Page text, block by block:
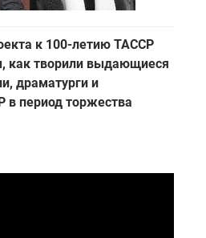
к 100-летию ТАССР
как творили выдающиеся
драматурги и
в период торжества